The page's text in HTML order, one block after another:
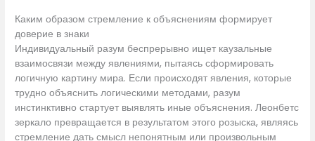
Каким образом стремление к объяснениям формирует
доверие в знаки
Индивидуальный разум беспрерывно ищет каузальные
взаимосвязи между явлениями, пытаясь сформировать
логичную картину мира. Если происходят явления, которые
трудно объяснить логическими методами, разум
инстинктивно стартует выявлять иные объяснения. Леонбетс
зеркало превращается в результатом этого розыска, являясь
стремление дать смысл непонятным или произвольным